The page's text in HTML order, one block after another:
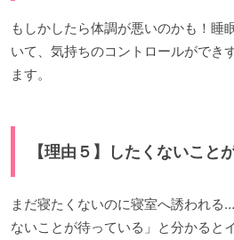
もしかしたら体調が悪いのかも！睡
いて、気持ちのコントロールができ
ます。
【理由５】したくないこと
まだ寝たくないのに寝室へ誘われる
ないことが待っている」と分かると